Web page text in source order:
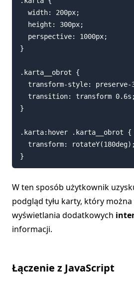
  width: 200px;
  height: 300px;
  perspective: 1000px;
}
.karta__obrot {
transform-style: preserve-
  transition: transform 0.6s;
}
.karta:hover .karta__obrot {
  transform: rotateY(180deg);
W ten sposób użytkownik
podgląd tyłu karty, który
wyświetlania dodatkowych
informacji.
Łączenie z JavaScript